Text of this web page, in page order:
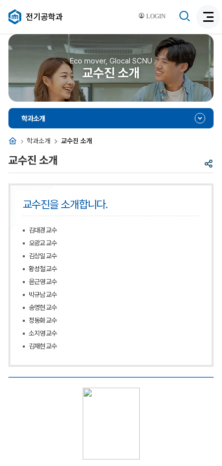
LOGIN
전기공학과
색
활
성
색
Eco mover, Glocal SCNU
교수진 소개
홈 학과소개 교수진 소개
학과소개
공
교수진 소개
교수진을 소개합니다.
김대경 교수
오광교 교수
김상일 교수
황성철 교수
윤근영 교수
박규남 교수
송명현 교수
정동화 교수
소지영 교수
김재현 교수